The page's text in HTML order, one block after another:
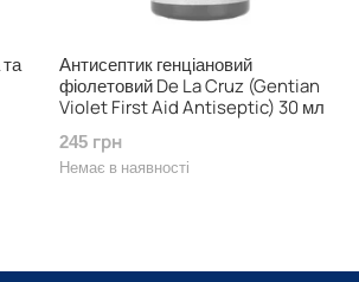
Антисептик генціановий
фіолетовий De La Cruz (Gentian
Violet First Aid Antiseptic) 30 мл
245 грн
Немає в наявності